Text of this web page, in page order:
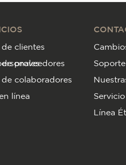
clientes
proveedores
colaboradores
línea
Línea